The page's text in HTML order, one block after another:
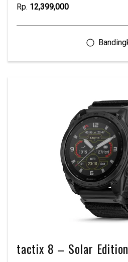
Rp. 12,399,000
tactix 8 – Solar Edition